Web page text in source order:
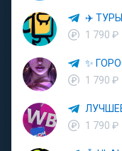
1 790 ₽
1 790 ₽
1 790 ₽